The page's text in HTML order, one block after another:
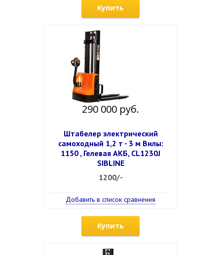
Купить
290 000 руб.
Штабелер электрический
самоходный 1,2 т - 3 м Вилы:
1150 , Гелевая АКБ, CL1230J
SIBLINE
1200/-
Добавить в список сравнения
Купить